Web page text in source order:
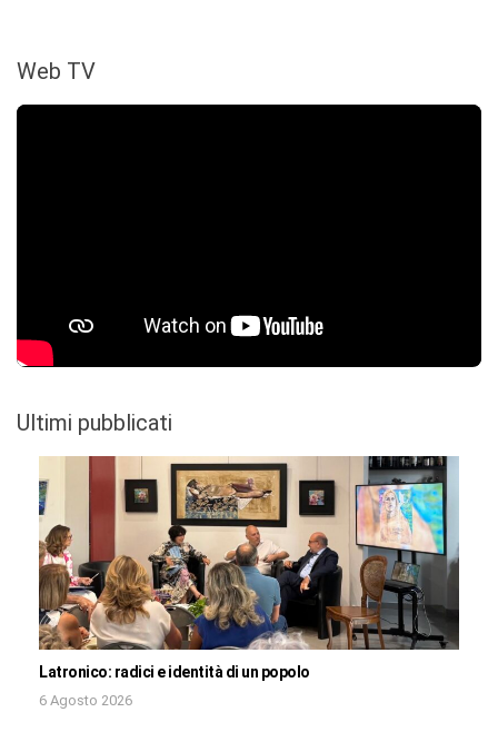
Web TV
Ultimi pubblicati
Latronico: radici e identità di un popolo
6 Agosto 2026